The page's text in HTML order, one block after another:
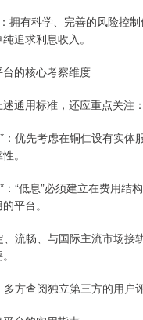
拥有科学、完善的风险控
追求利息收入。
的核心考察维度
通用标准，还应重点关注：
优先考虑在铜仁设有实
。
“低息”必须建立在费用结
平台。
流畅、与国际主流市场
方查阅独立第三方的用户